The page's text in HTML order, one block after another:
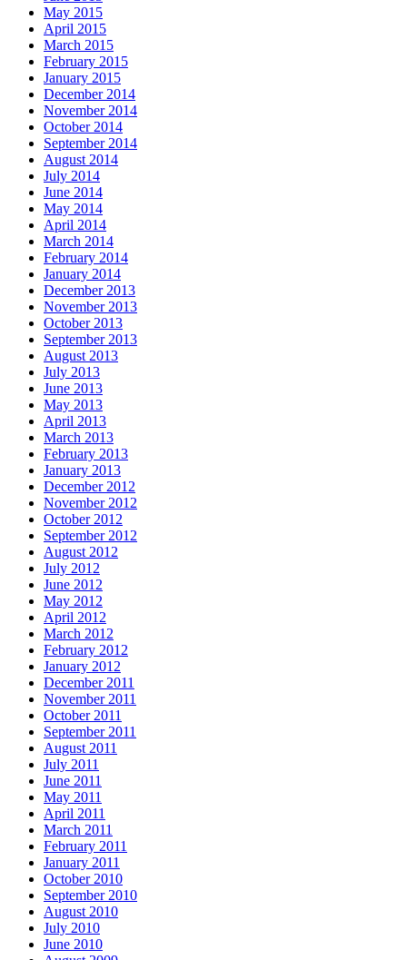
May 2015
April 2015
March 2015
February 2015
January 2015
December 2014
November 2014
October 2014
September 2014
August 2014
July 2014
June 2014
May 2014
April 2014
March 2014
February 2014
January 2014
December 2013
November 2013
October 2013
September 2013
August 2013
July 2013
June 2013
May 2013
April 2013
March 2013
February 2013
January 2013
December 2012
November 2012
October 2012
September 2012
August 2012
July 2012
June 2012
May 2012
April 2012
March 2012
February 2012
January 2012
December 2011
November 2011
October 2011
September 2011
August 2011
July 2011
June 2011
May 2011
April 2011
March 2011
February 2011
January 2011
October 2010
September 2010
August 2010
July 2010
June 2010